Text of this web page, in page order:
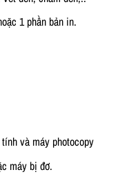
1 phần bản in.
và máy photocopy
máy bị đơ.